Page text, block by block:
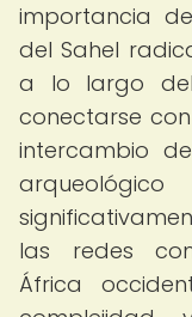
importancia
del Sahel
a lo largo
conectarse
intercambio
las redes
África